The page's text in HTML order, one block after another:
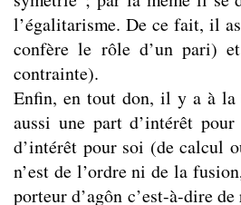
l’égalitarisme. De ce fait, il
confère le rôle d’un pari)
contrainte).
Enfin, en tout don, il y a à la
aussi une part d’intérêt
d’intérêt pour soi (de calcul
n’est de l’ordre ni de la
porteur d’agôn c’est-à-dire